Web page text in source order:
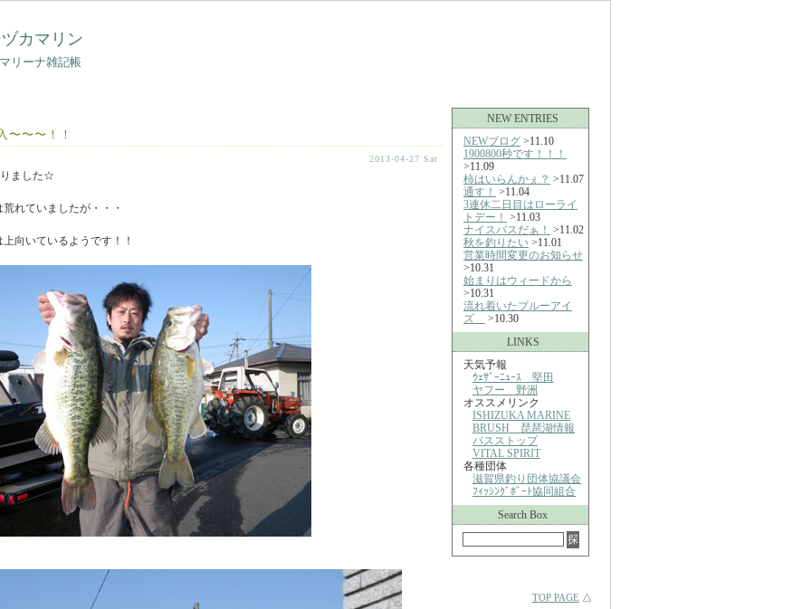
カマリン
リーナ雑記帳
〜〜〜！！
2013-04-27 Sat
ました☆
れていましたが・・・
向いているようです！！
NEW ENTRIES
NEWブログ >11.10
1900800秒です！！！
>11.09
柿はいらんかぇ？ >11.07
通す！ >11.04
3連休二日目はローライ
トデー！ >11.03
ナイスバスだぁ！ >11.02
秋を釣りたい >11.01
営業時間変更のお知らせ
>10.31
始まりはウィードから
>10.31
流れ着いたブルーアイ
ズ
>10.30
LINKS
天気予報
ｳｪｻﾞｰﾆｭｰｽ 堅田
ヤフー 野洲
オススメリンク
ISHIZUKA MARINE
BRUSH 琵琶湖情報
バスストップ
VITAL SPIRIT
各種団体
滋賀県釣り団体協議会
ﾌｨｯｼﾝｸﾞﾎﾞｰﾄ協同組合
Search Box
TOP PAGE △